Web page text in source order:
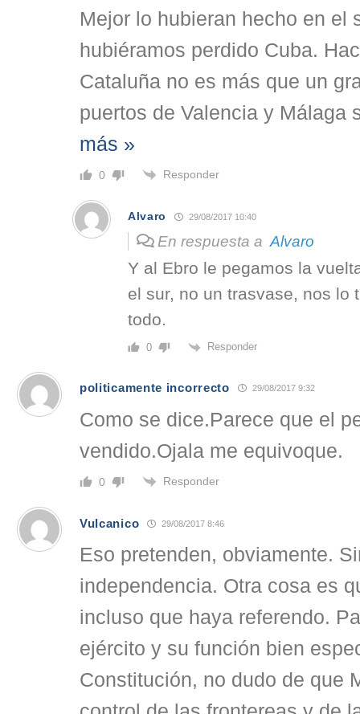
Mejor lo hubieran hecho en el
hubiéramos perdido Cuba.
Cataluña no es más que un
puertos de Valencia y Málaga
más »
0 Responder
Alvaro 29/08/2017 10:40
En respuesta aAlvaro
Y al Ebro le pegamos la
el sur, no un trasvase, nos lo
todo.
0 Responder
politicamente incorrecto 29/08/2017 9:32
Como se dice.Parece que el
vendido.Ojala me equivoque.
0 Responder
Vulcanico 29/08/2017 8:46
Eso pretenden, obviamente.
independencia. Otra cosa es
incluso que haya referendo.
ejército y su función bien
Constitución, no dudo de que